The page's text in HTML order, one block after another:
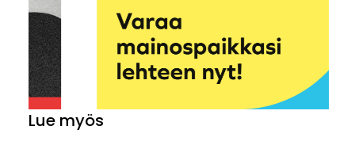
Lue myös